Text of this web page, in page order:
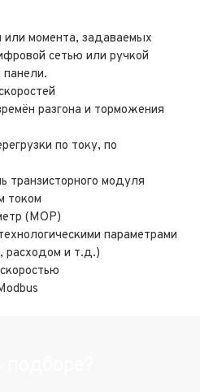
или момента, задаваемых
сетью или ручкой
панели.
разгона и торможения
по току, по
транзисторного модуля
током
(MOP)
параметрами
расходом и т.д.)